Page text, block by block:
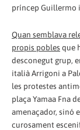
príncep Guillermo
Quan semblava
propis pobles que
desconegut grup,
italià Arrigoni a
les protestes
plaça Yamaa Fna
amenaçador, sinó
curosament